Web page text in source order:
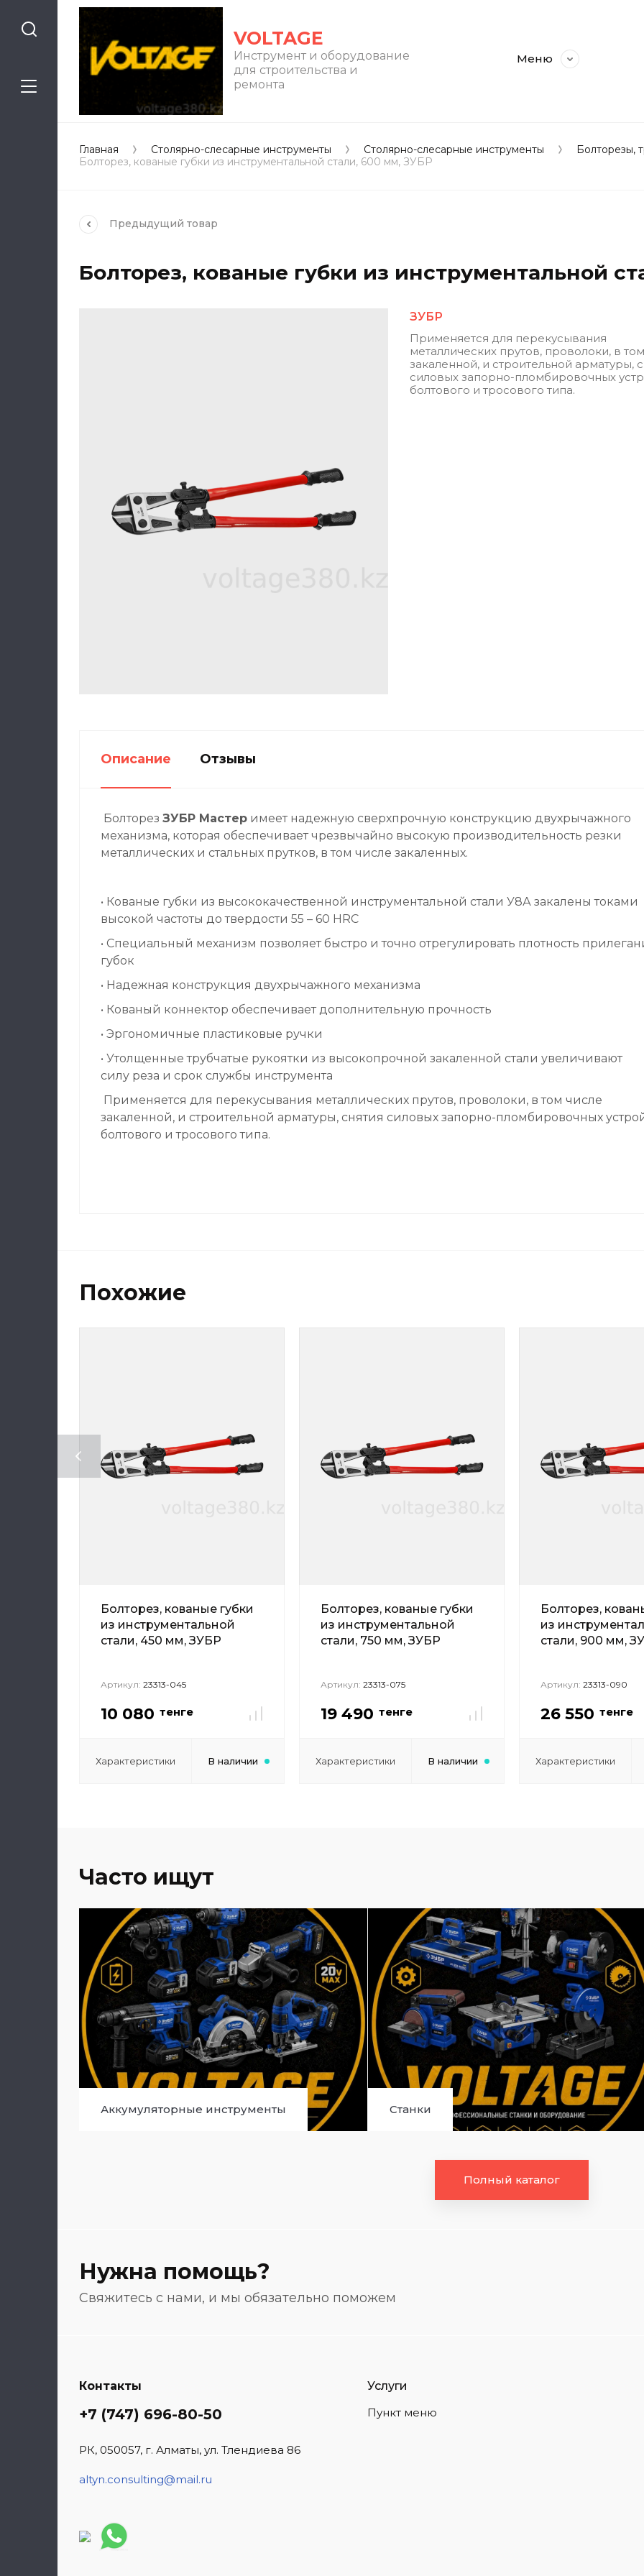
VOLTAGE
Инструмент и оборудование
для строительства и
ремонта
Меню
Главная Столярно-слесарные инструменты Столярно-слесарные инструменты
Болторезы,
Болторез, кованые губки из инструментальной стали, 600 мм, ЗУБР
Предыдущий товар
Болторез, кованые губки из инструментальной
ЗУБР
Применяется для перекусывания
металлических прутов, проволоки, в
закаленной, и строительной арматуры,
силовых запорно-пломбировочных
болтового и тросового типа.
Описание Отзывы
Болторез ЗУБР Мастер имеет надежную сверхпрочную конструкцию двухрычажного
механизма, которая обеспечивает чрезвычайно высокую производительность резки
металлических и стальных прутков, в том числе закаленных.
• Кованые губки из высококачественной инструментальной стали У8А закалены токами
высокой частоты до твердости 55 – 60 HRC
• Специальный механизм позволяет быстро и точно отрегулировать плотность
губок
• Надежная конструкция двухрычажного механизма
• Кованый коннектор обеспечивает дополнительную прочность
• Эргономичные пластиковые ручки
• Утолщенные трубчатые рукоятки из высокопрочной закаленной стали увеличивают
силу реза и срок службы инструмента
Применяется для перекусывания металлических прутов, проволоки, в том числе
закаленной, и строительной арматуры, снятия силовых запорно-пломбировочных
болтового и тросового типа.
Похожие
Болторез, кованые губки
из инструментальной
стали, 450 мм, ЗУБР
Артикул: 23313-045
10 080 тенге
Характеристики В наличии
Болторез, кованые губки
из инструментальной
стали, 750 мм, ЗУБР
Артикул: 23313-075
19 490 тенге
Характеристики В наличии
Болторез,
из
стали, 900 мм,
Артикул: 23313-090
26 550 тенге
Характеристики
Часто ищут
Аккумуляторные инструменты Станки
Полный каталог
Нужна помощь?
Свяжитесь с нами, и мы обязательно поможем
Контакты
+7 (747) 696-80-50
РК, 050057, г. Алматы, ул. Тлендиева 86
altyn.consulting@mail.ru
Услуги
Пункт меню